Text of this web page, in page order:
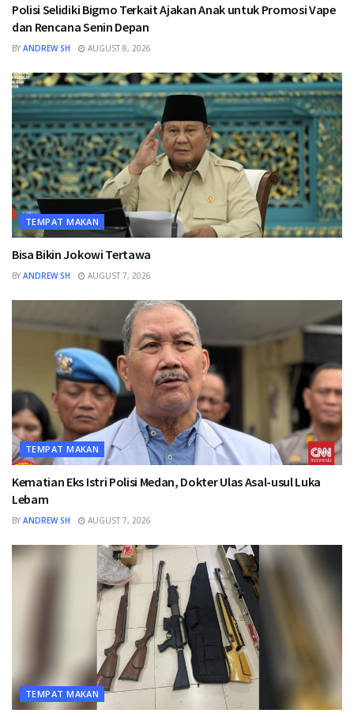
Polisi Selidiki Bigmo Terkait Ajakan Anak untuk Promosi Vape
dan Rencana Senin Depan
BY ANDREW SH AUGUST 8, 2026
TEMPAT MAKAN
Bisa Bikin Jokowi Tertawa
BY ANDREW SH AUGUST 7, 2026
TEMPAT MAKAN
Kematian Eks Istri Polisi Medan, Dokter Ulas Asal-usul Luka
Lebam
BY ANDREW SH AUGUST 7, 2026
TEMPAT MAKAN